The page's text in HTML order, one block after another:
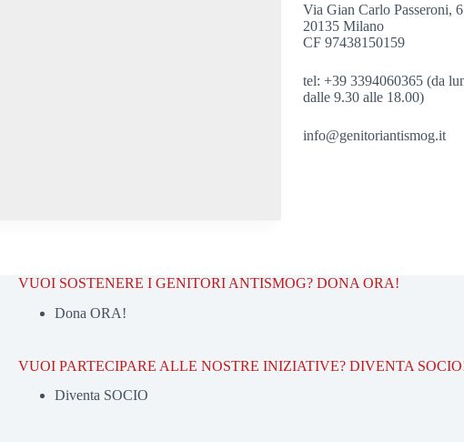
Via Gian Carlo Passeroni, 6
20135 Milano
CF 97438150159
tel: +39 3394060365 (da
dalle 9.30 alle 18.00)
info@genitoriantismog.it
VUOI SOSTENERE I GENITORI ANTISMOG? DONA ORA!
Dona ORA!
VUOI PARTECIPARE ALLE NOSTRE INIZIATIVE? DIVENTA
Diventa SOCIO